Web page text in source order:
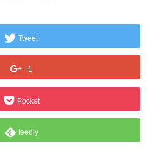
Tweet
+1
Pocket
feedly